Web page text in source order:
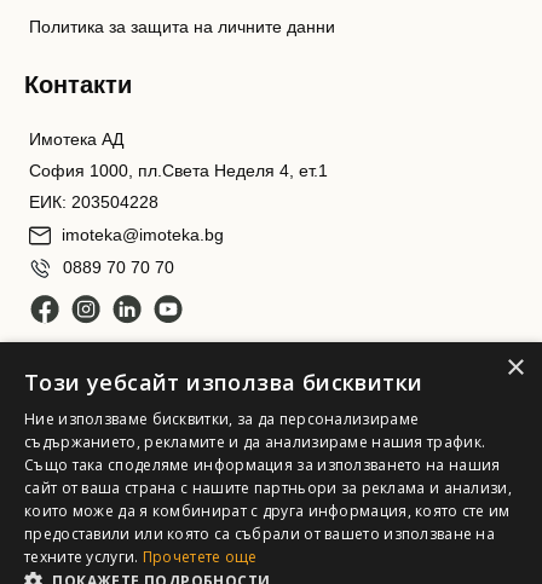
Политика за защита на личните данни
Контакти
Имотека АД
София 1000, пл.Света Неделя 4, ет.1
ЕИК: 203504228
imoteka@imoteka.bg
0889 70 70 70
Имотека АД. Всички права запазени
×
Този уебсайт използва бисквитки
Ние използваме бисквитки, за да персонализираме
съдържанието, рекламите и да анализираме нашия трафик.
Също така споделяме информация за използването на нашия
сайт от ваша страна с нашите партньори за реклама и анализи,
които може да я комбинират с друга информация, която сте им
предоставили или която са събрали от вашето използване на
техните услуги. Прочетете още